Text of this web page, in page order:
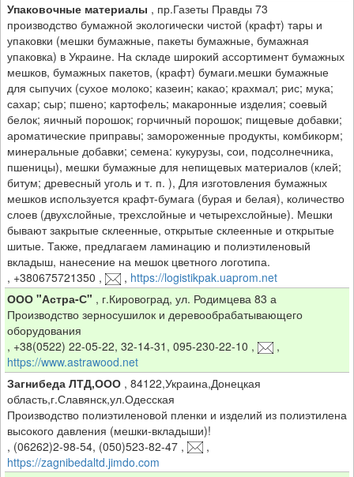
Упаковочные материалы , пр.Газеты Правды 73
производство бумажной экологически чистой (крафт) тары и
упаковки (мешки бумажные, пакеты бумажные, бумажная
упаковка) в Украине. На складе широкий ассортимент бумажных
мешков, бумажных пакетов, (крафт) бумаги.мешки бумажные
для сыпучих (сухое молоко; казеин; какао; крахмал; рис; мука;
сахар; сыр; пшено; картофель; макаронные изделия; соевый
белок; яичный порошок; горчичный порошок; пищевые добавки;
ароматические приправы; замороженные продукты, комбикорм;
минеральные добавки; семена: кукурузы, сои, подсолнечника,
пшеницы), мешки бумажные для непищевых материалов (клей;
битум; древесный уголь и т. п. ), Для изготовления бумажных
мешков используется крафт-бумага (бурая и белая), количество
слоев (двухслойные, трехслойные и четырехслойные). Мешки
бывают закрытые склеенные, открытые склеенные и открытые
шитые. Также, предлагаем ламинацию и полиэтиленовый
вкладыш, нанесение на мешок цветного логотипа.
, +380675721350 , , https://logistikpak.uaprom.net
ООО "Астра-С" , г.Кировоград, ул. Родимцева 83 а
Производство зерносушилок и деревообрабатывающего
оборудования
, +38(0522) 22-05-22, 32-14-31, 095-230-22-10 ,
,
https://www.astrawood.net
Загнибеда ЛТД,ООО, 84122,Украина,Донецкая
область,г.Славянск,ул.Одесская
Производство полиэтиленовой пленки и изделий из полиэтилена
высокого давления (мешки-вкладыши)!
, (06262)2-98-54, (050)523-82-47,
,
https://zagnibedaltd.jimdo.com